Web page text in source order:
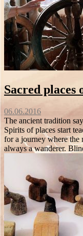
Sacred places
06.06.2016
The ancient tradition
Spirits of places start
for a journey where
always a wanderer.